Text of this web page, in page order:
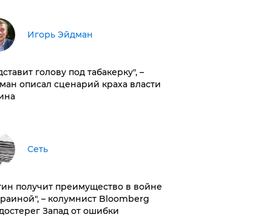
Игорь Эйдман
голову под табакерку", –
описал сценарий краха власти
Сеть
получит преимущество в войне
– колумнист Bloomberg
Запад от ошибки